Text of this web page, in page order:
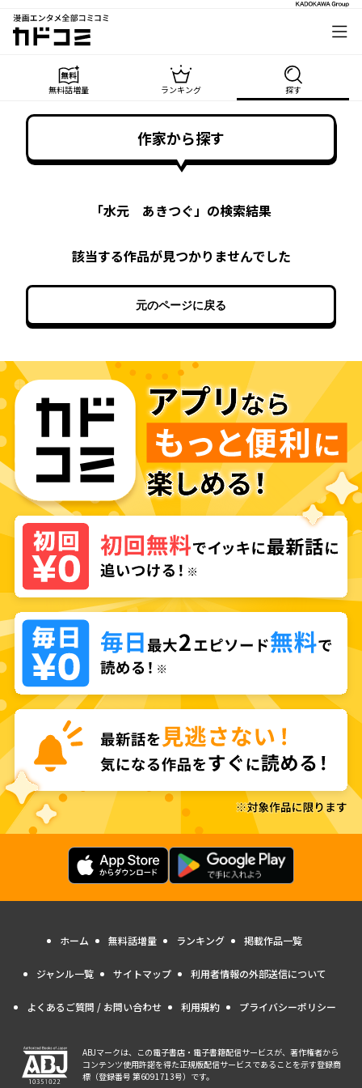
漫画エンタメ全部コミコミ
カドコミ
無料話増量 ランキング 探す
作家から探す
「水元 あきつぐ」の検索結果
該当する作品が見つかりませんでした
元のページに戻る
ホーム 無料話増量 ランキング 掲載作品一覧
ジャンル一覧 サイトマップ 利用者情報の外部送信について
よくあるご質問 / お問い合わせ 利用規約 プライバシーポリシー
ABJマークは、この電子書店・電子書籍配信サービスが、著作権者から
コンテンツ使用許諾を得た正規版配信サービスであることを示す登録商
標（登録番号 第6091713号）です。